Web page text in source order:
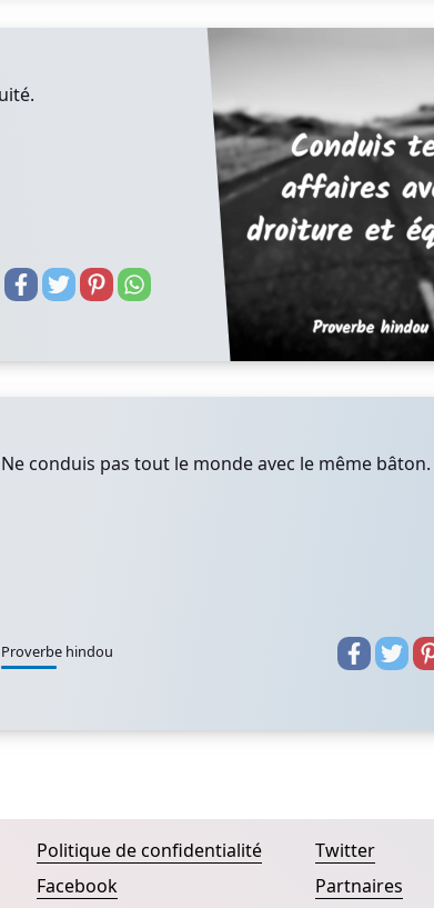
Ne conduis pas tout le monde avec le même bâton.
Proverbe hindou
Politique de confidentialité
Facebook
Twitter
Partnaires